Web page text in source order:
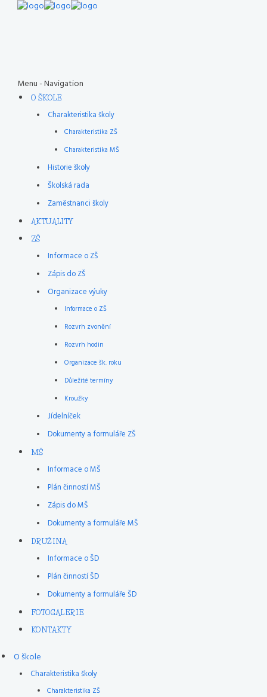
Menu -Navigation
O ŠKOLE
Charakteristika školy
Charakteristika ZŠ
Charakteristika MŠ
Historie školy
Školská rada
Zaměstnanci školy
AKTUALITY
ZŠ
Informace o ZŠ
Zápis do ZŠ
Organizace výuky
Informace o ZŠ
Rozvrh zvonění
Rozvrh hodin
Organizace šk. roku
Důležité termíny
Kroužky
Jídelníček
Dokumenty a formuláře ZŠ
MŠ
Informace o MŠ
Plán činností MŠ
Zápis do MŠ
Dokumenty a formuláře MŠ
DRUŽINA
Informace o ŠD
Plán činností ŠD
Dokumenty a formuláře ŠD
FOTOGALERIE
KONTAKTY
O škole
Charakteristika školy
Charakteristika ZŠ